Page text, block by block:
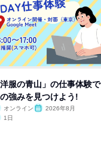
洋服の青山」の仕事体験
強みを見つけよう!
オンライン
2026年8月
1日